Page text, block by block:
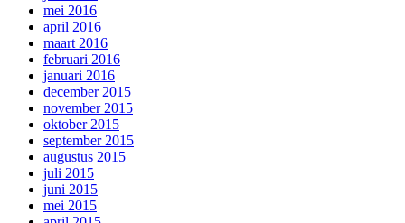
mei 2016
april 2016
maart 2016
februari 2016
januari 2016
december 2015
november 2015
oktober 2015
september 2015
augustus 2015
juli 2015
juni 2015
mei 2015